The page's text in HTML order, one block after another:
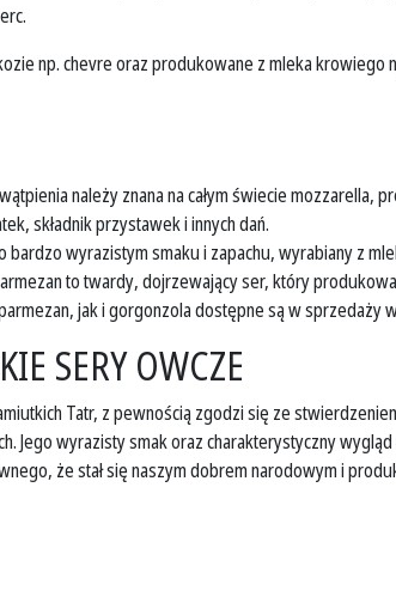
np. chevre oraz produkowane z mleka
należy znana na całym świecie
składnik przystawek i innych dań.
wyrazistym smaku i zapachu, wyrabiany z
to twardy, dojrzewający ser, który
jak i gorgonzola dostępne są w
SERY OWCZE
Tatr, z pewnością zgodzi się ze
Jego wyrazisty smak oraz charakterystyczny
że stał się naszym dobrem narodowym i